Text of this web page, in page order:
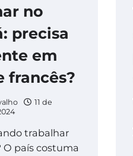
no
precisa
em
francês?
11 de
trabalhar
O país costuma